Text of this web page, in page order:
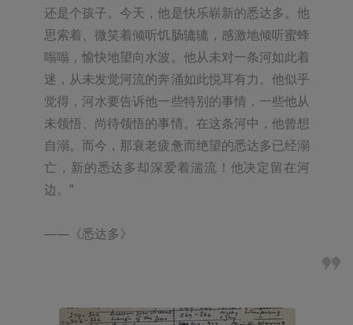
还是个孩子。今天，他是快乐崭新的悉达多。他
思索着、微笑着倾听饥肠辘辘，感激地倾听蜜蜂
嗡嗡，愉快地望向水波。他从未对一条河如此着
迷，从未发觉河流的奔涌如此悦耳有力。他似乎
觉得，河水要告诉他一些特别的事情，一些他从
未领悟、尚待领悟的事情。在这条河中，他曾想
自溺。而今，那衰老疲惫而绝望的悉达多已经溺
亡，新的悉达多却深爱着湍流！他决定留在河
边。”
——《悉达多》